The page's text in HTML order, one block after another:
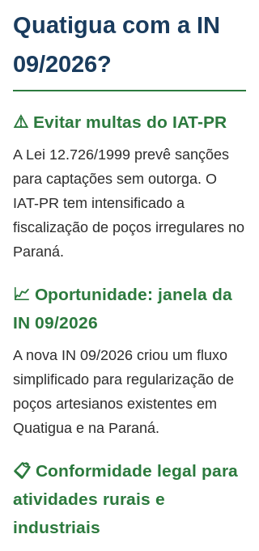
Quatigua com a IN
09/2026?
⚠️ Evitar multas do IAT-PR
A Lei 12.726/1999 prevê sanções
para captações sem outorga. O
IAT-PR tem intensificado a
fiscalização de poços irregulares no
Paraná.
📈 Oportunidade: janela da
IN 09/2026
A nova IN 09/2026 criou um fluxo
simplificado para regularização de
poços artesianos existentes em
Quatigua e na Paraná.
📋 Conformidade legal para
atividades rurais e
industriais